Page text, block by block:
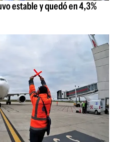
estable y quedó en 4,3%